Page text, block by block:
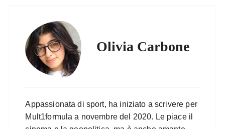
Olivia Carbone
Appassionata di sport, ha iniziato a scrivere per
Mult1formula a novembre del 2020. Le piace il